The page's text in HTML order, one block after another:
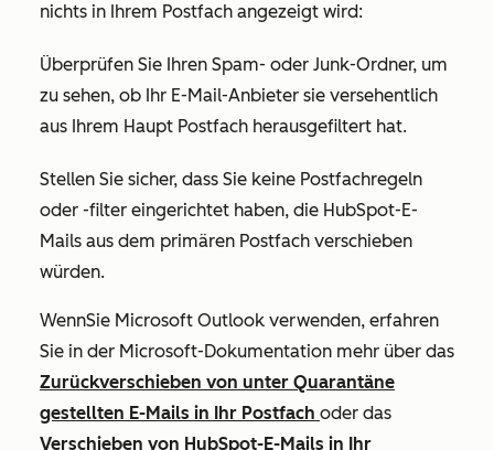
nichts in Ihrem Postfach angezeigt wird:
Überprüfen Sie Ihren Spam- oder Junk-Ordner, um
zu sehen, ob Ihr E-Mail-Anbieter sie versehentlich
aus Ihrem Haupt Postfach herausgefiltert hat.
Stellen Sie sicher, dass Sie keine Postfachregeln
oder -filter eingerichtet haben, die HubSpot-E-
Mails aus dem primären Postfach verschieben
würden.
WennSie Microsoft Outlook verwenden, erfahren
Sie in der Microsoft-Dokumentation mehr über das
Zurückverschieben von unter Quarantäne
gestellten E-Mails in Ihr Postfach oder das
Verschieben von HubSpot-E-Mails in Ihr